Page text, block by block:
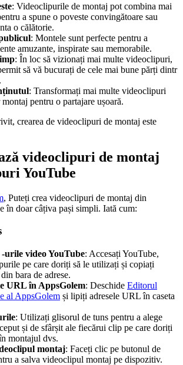
: Videoclipurile de montaj pot combina mai
a spune o poveste convingătoare sau
o călătorie.
: Montele sunt perfecte pentru a
amuzante, inspirate sau memorabile.
: În loc să vizionați mai multe videoclipuri,
să vă bucurați de cele mai bune părți dintr
: Transformați mai multe videoclipuri
pentru o partajare ușoară.
crearea de videoclipuri de montaj este
videoclipuri de montaj
YouTube
, Puteți crea videoclipuri de montaj din
în doar câțiva pași simpli. Iată cum:
urile video YouTube: Accesați YouTube,
pe care doriți să le utilizați și copiați
bara de adrese.
URL în AppsGolem: Deschide Editorul
al AppsGolem și lipiți adresele URL în caseta
: Utilizați glisorul de tuns pentru a alege
și de sfârșit ale fiecărui clip pe care doriți
montajul dvs.
montaj: Faceți clic pe butonul de
a salva videoclipul montaj pe dispozitiv.